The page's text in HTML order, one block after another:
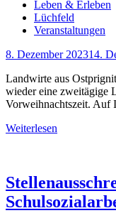
Leben & Erleben
Lüchfeld
Veranstaltungen
8. Dezember 202314.
Landwirte aus
wieder eine zweitägige
Vorweihnachtszeit. Auf
Weiterlesen